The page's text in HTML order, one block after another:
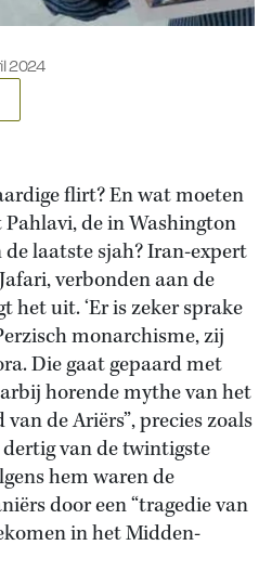
2024
flirt? En wat moeten
de in Washington
laatste sjah? Iran-expert
verbonden aan de
het uit. ‘Er is zeker sprake
monarchisme, zij
Die gaat gepaard met
horende mythe van het
de Ariërs”, precies zoals
van de twintigste
hem waren de
door een “tragedie van
in het Midden-